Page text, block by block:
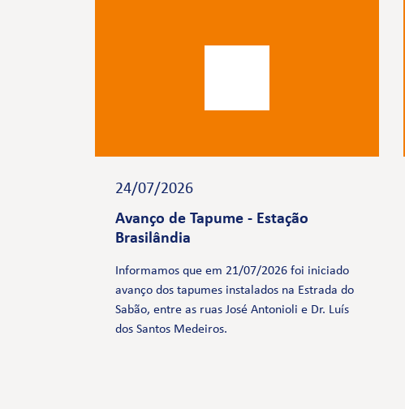
24/07/2026
Avanço de Tapume - Estação
Brasilândia
Informamos que em 21/07/2026 foi iniciado
avanço dos tapumes instalados na Estrada do
Sabão, entre as ruas José Antonioli e Dr. Luís
dos Santos Medeiros.